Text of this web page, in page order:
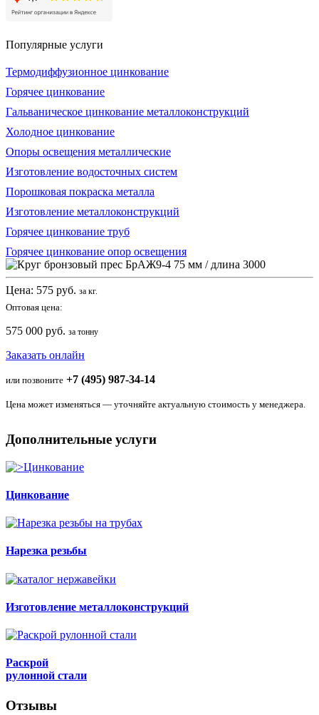
Популярные услуги
Термодиффузионное цинкование
Горячее цинкование
Гальваническое цинкование металлоконструкций
Холодное цинкование
Опоры освещения металлические
Изготовление водосточных систем
Порошковая покраска металла
Изготовление металлоконструкций
Горячее цинкование труб
Горячее цинкование опор освещения
Цена: 575 руб. за кг.
Оптовая цена:
575 000 руб. за тонну
Заказать онлайн
или позвоните +7 (495) 987-34-14
Цена может изменяться — уточняйте актуальную стоимость у менеджера.
Дополнительные услуги
Цинкование
Нарезка резьбы
Изготовление металлоконструкций
Раскрой
рулонной стали
Отзывы